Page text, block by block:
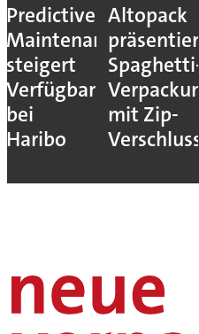
Predictive
Maintenance
steigert
Verfügbarkeit
bei
Haribo
Altopack
präsentiert
Spaghetti-
mit Zip-
Verschluss